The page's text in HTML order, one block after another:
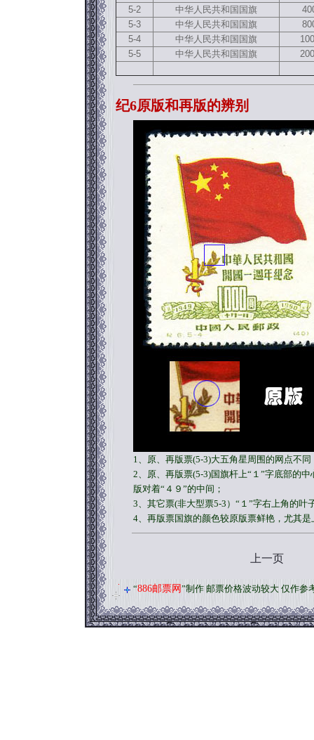
5-2
中华人民共和国国旗
5-3
中华人民共和国国旗
5-4
中华人民共和国国旗
5-5
中华人民共和国国旗
纪6原版和再版的辨别
1、原、再版票(5-3)大五角星周围的网点不
2、原、再版票(5-3)国旗杆上“１”字底部的
版对着“４９”的中间；
3、其它票(非大型票5-3）“１”字右上角的
4、再版票国旗的颜色较原版票鲜艳，尤其
上一页
“886邮票网 ”制作 邮票价格波动较大 仅作参